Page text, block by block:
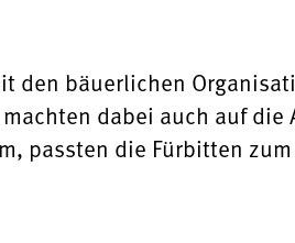
den bäuerlichen
dabei auch auf die
passten die Fürbitten